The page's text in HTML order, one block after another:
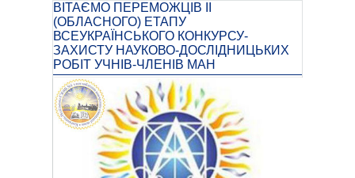
ВІТАЄМО ПЕРЕМОЖЦІВ ІІ
(ОБЛАСНОГО) ЕТАПУ
ВСЕУКРАЇНСЬКОГО КОНКУРСУ-
ЗАХИСТУ НАУКОВО-ДОСЛІДНИЦЬКИХ
РОБІТ УЧНІВ-ЧЛЕНІВ МАН